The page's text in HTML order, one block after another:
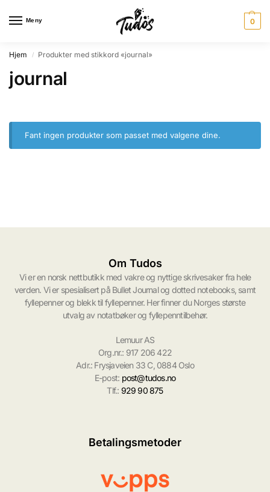
Meny 0
Hjem / Produkter med stikkord «journal»
journal
Fant ingen produkter som passet med valgene dine.
Om Tudos
Vi er en norsk nettbutikk med vakre og nyttige skrivesaker fra hele
verden. Vi er spesialisert på Bullet Journal og dotted notebooks, samt
fyllepenner og blekk til fyllepenner. Her finner du Norges største
utvalg av notatbøker og fyllepenntilbehør.
Lemuur AS
Org.nr.: 917 206 422
Adr.: Frysjaveien 33 C, 0884 Oslo
E-post: post@tudos.no
Tlf.: 929 90 875
Betalingsmetoder